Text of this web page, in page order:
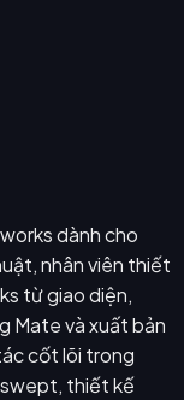
dành cho
nhân viên thiết
từ giao diện,
Mate và xuất bản
cốt lõi trong
thiết kế